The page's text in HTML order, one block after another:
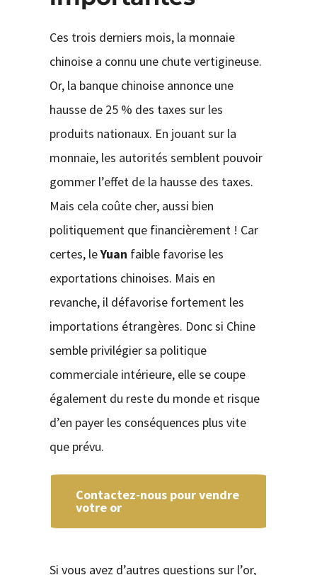
Ces trois derniers mois, la monnaie
chinoise a connu une chute vertigineuse.
Or, la banque chinoise annonce une
hausse de 25 % des taxes sur les
produits nationaux. En jouant sur la
monnaie, les autorités semblent pouvoir
gommer l’effet de la hausse des taxes.
Mais cela coûte cher, aussi bien
politiquement que financièrement ! Car
certes, leYuan faible favorise les
exportations chinoises. Mais en
revanche, il défavorise fortement les
importations étrangères. Donc si Chine
semble privilégier sa politique
commerciale intérieure, elle se coupe
également du reste du monde et risque
d’en payer les conséquences plus vite
que prévu.
Contactez-nous pour vendre
votre or
Si vous avez d’autres questions sur l’or,